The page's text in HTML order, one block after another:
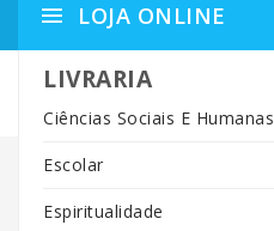
LOJA ONLINE
LIVRARIA
Ciências Sociais E Humanas
Escolar
Espiritualidade